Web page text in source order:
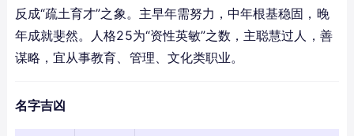
反成“疏土育才”之象。主早年需努力，中年根基稳固，晚
年成就斐然。人格25为“资性英敏”之数，主聪慧过人，善
谋略，宜从事教育、管理、文化类职业。
名字吉凶